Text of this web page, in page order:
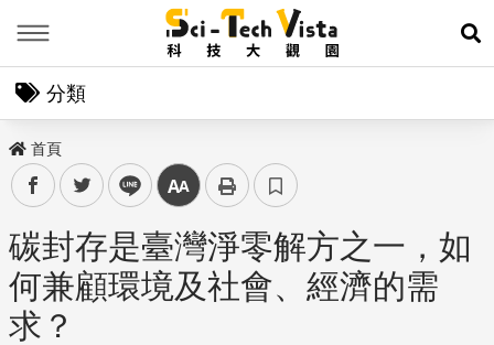
展
分類
首頁
facebooktwitter line 中
碳封存是臺灣淨零解方之一，如
何兼顧環境及社會、經濟的需
求？